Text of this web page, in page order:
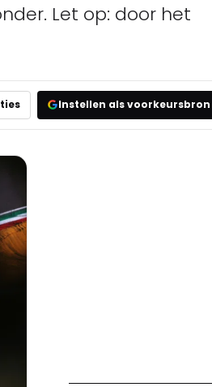
Let op: door het
Instellen als voorkeursbron